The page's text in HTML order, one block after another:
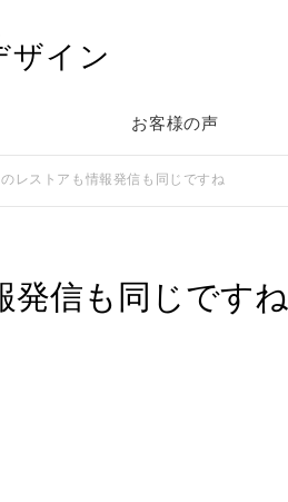
ザイン
お客様の声
のレストアも情報発信も同じですね
発信も同じですね